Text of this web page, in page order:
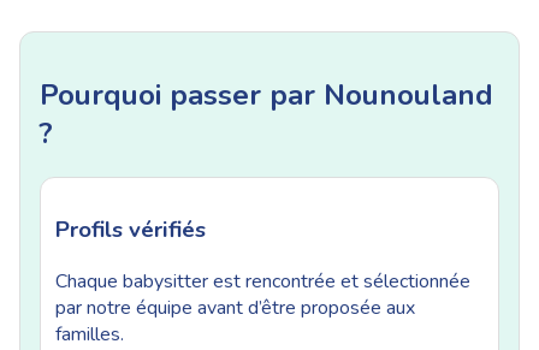
Pourquoi passer par Nounouland
?
Profils vérifiés
Chaque babysitter est rencontrée et sélectionnée
par notre équipe avant d’être proposée aux
familles.